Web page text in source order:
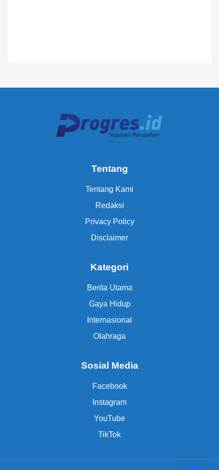
Tentang
Tentang Kami
Redaksi
Privacy Policy
Disclaimer
Kategori
Berita Utama
Gaya Hidup
Internasional
Olahraga
Sosial Media
Facebook
Instagram
YouTube
TikTok